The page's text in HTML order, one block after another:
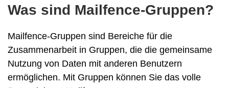
Was sind Mailfence-Gruppen?
Mailfence-Gruppen sind Bereiche für die
Zusammenarbeit in Gruppen, die die gemeinsame
Nutzung von Daten mit anderen Benutzern
ermöglichen. Mit Gruppen können Sie das volle